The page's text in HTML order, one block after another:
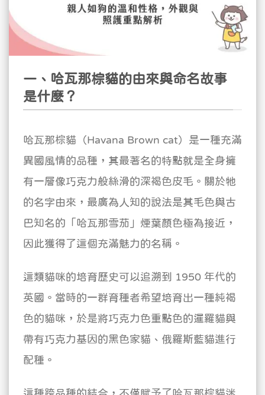
一、哈瓦那棕貓的由來與命名故事
是什麼？
哈瓦那棕貓（Havana Brown cat）是一種充滿
異國風情的品種，其最著名的特點就是全身擁
有一層像巧克力般絲滑的深褐色皮毛。關於牠
的名字由來，最廣為人知的說法是其毛色與古
巴知名的「哈瓦那雪茄」煙葉顏色極為接近，
因此獲得了這個充滿魅力的名稱。
這類貓咪的培育歷史可以追溯到 1950 年代的
英國。當時的一群育種者希望培育出一種純褐
色的貓咪，於是將巧克力色重點色的暹羅貓與
帶有巧克力基因的黑色家貓、俄羅斯藍貓進行
配種。